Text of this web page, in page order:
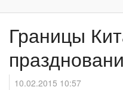
Границы
10.02.2015 10:57